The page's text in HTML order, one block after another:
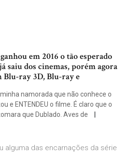
em 2016 o tão esperado
saiu dos cinemas, porém agora
Blu-ray 3D, Blu-ray e
namorada que não conhece o
e ENTENDEU o filme. É claro que o
que Dublado. Aves de
alguma das encarnações da série